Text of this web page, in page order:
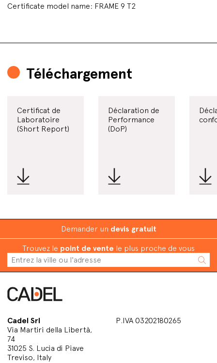
Certificate model name: FRAME 9 T2
Téléchargement
Certificat de
Laboratoire
(Short Report)
Déclaration de
Performance
(DoP)
Demander un devis gratuit
Trouvez le point de vente le plus proche de vous
Cadel Srl
Via Martiri della Libertà,
74
31025 S. Lucia di Piave
Treviso, Italy
P.IVA 03202180265